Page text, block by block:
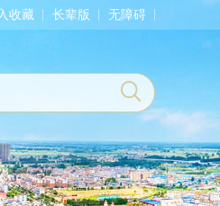
收藏 长辈版 无障碍